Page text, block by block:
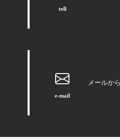
tell
e-mail
メールか